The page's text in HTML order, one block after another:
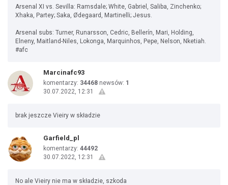
Arsenal XI vs. Sevilla: Ramsdale; White, Gabriel, Saliba, Zinchenko;
Xhaka, Partey; Saka, Ødegaard, Martinelli; Jesus.
Arsenal subs: Turner, Runarsson, Cedric, Bellerín, Mari, Holding,
Elneny, Maitland-Niles, Lokonga, Marquinhos, Pepe, Nelson, Nketiah.
#afc
Marcinafc93
komentarzy: 34468 newsów: 1
30.07.2022, 12:31
brak jeszcze Vieiry w składzie
Garfield_pl
komentarzy: 44492
30.07.2022, 12:31
No ale Vieiry nie ma w składzie, szkoda